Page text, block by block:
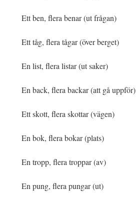
Ett ben, flera benar (ut frågan)
Ett tåg, flera tågar (över berget)
En list, flera listar (ut saker)
En back, flera backar (att gå uppför)
Ett skott, flera skottar (vägen)
En bok, flera bokar (plats)
En tropp, flera troppar (av)
En pung, flera pungar (ut)